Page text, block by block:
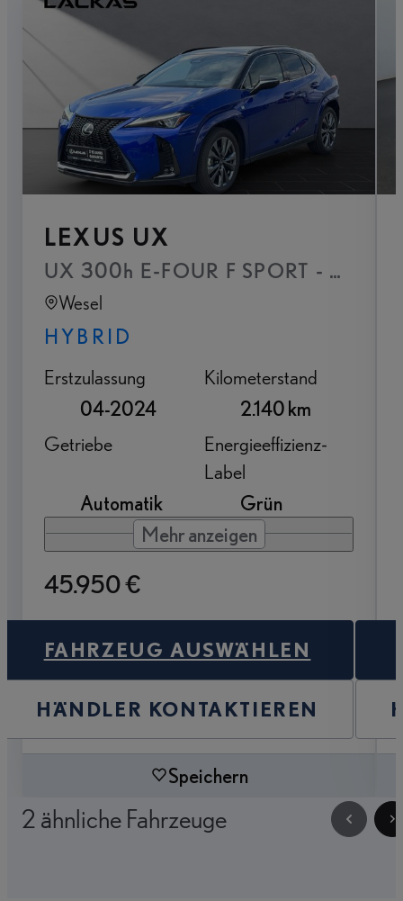
LEXUS UX
Wesel
HYBRID
Erstzulassung
04-2024
Kilometerstand
2.140 km
Getriebe
Automatik
Energieeffizienz-
Label
Grün
Mehr anzeigen
45.950 €
FAHRZEUG AUSWÄHLEN
HÄNDLER KONTAKTIEREN
Speichern
2 ähnliche Fahrzeuge